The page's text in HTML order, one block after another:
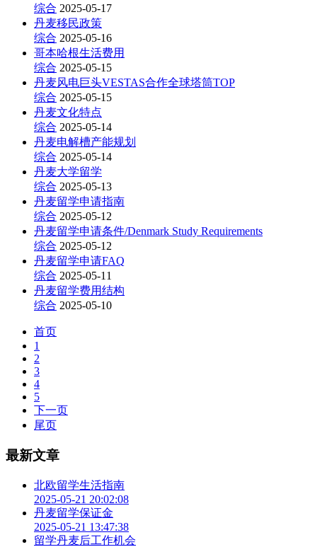
综合 2025-05-17
丹麦移民政策
综合 2025-05-16
哥本哈根生活费用
综合 2025-05-15
丹麦风电巨头VESTAS合作全球塔筒TOP
综合 2025-05-15
丹麦文化特点
综合 2025-05-14
丹麦电解槽产能规划
综合 2025-05-14
丹麦大学留学
综合 2025-05-13
丹麦留学申请指南
综合 2025-05-12
丹麦留学申请条件/Denmark Study Requirements
综合 2025-05-12
丹麦留学申请FAQ
综合 2025-05-11
丹麦留学费用结构
综合 2025-05-10
首页
1
2
3
4
5
下一页
尾页
最新文章
北欧留学生活指南
2025-05-21 20:02:08
丹麦留学保证金
2025-05-21 13:47:38
留学丹麦后工作机会